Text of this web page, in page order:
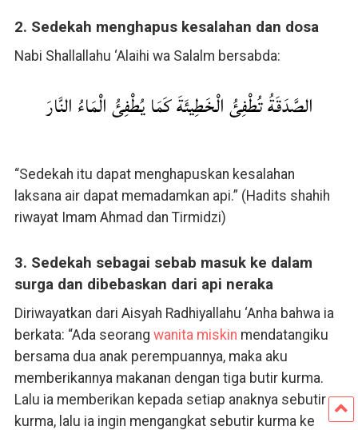
2. Sedekah menghapus kesalahan dan dosa
Nabi Shallallahu ‘Alaihi wa Salalm bersabda:
الصَّدَقَةُ تُطْفِئُ الْخَطِيئَةَ كَمَا يُطْفِئُ الْمَاءُ النَّارَ
“Sedekah itu dapat menghapuskan kesalahan
laksana air dapat memadamkan api.” (Hadits shahih
riwayat Imam Ahmad dan Tirmidzi)
3. Sedekah sebagai sebab masuk ke dalam
surga dan dibebaskan dari api neraka
Diriwayatkan dari Aisyah Radhiyallahu ‘Anha bahwa ia
berkata: “Ada seorang wanita miskin mendatangiku
bersama dua anak perempuannya, maka aku
memberikannya makanan dengan tiga butir kurma.
Lalu ia memberikan kepada setiap anaknya sebutir
kurma, lalu ia ingin mengangkat sebutir kurma ke